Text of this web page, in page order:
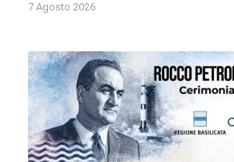
7 Agosto 2026